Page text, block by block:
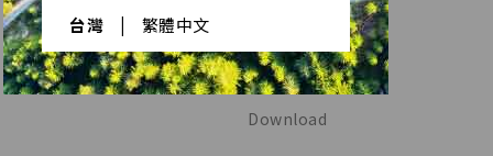
Virtual catalog
FAQ
Calendar
Download
台灣 | 繁體中文